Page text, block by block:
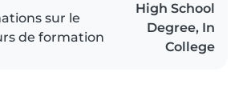
sur le
de formation
High School
Degree, In
College